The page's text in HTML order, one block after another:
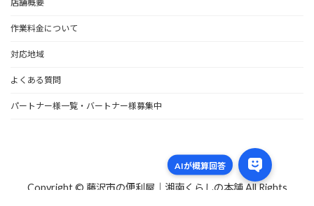
店舗概要
作業料金について
対応地域
よくある質問
パートナー様一覧・バートナー様募集中
Copyright © 藤沢市の便利屋｜湘南くらしの本舗 All Rights